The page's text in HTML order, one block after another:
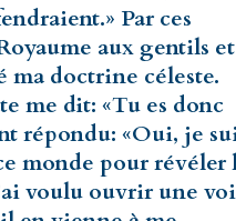
Par ces
aux gentils et
ma doctrine céleste.
me dit: «Tu es donc
répondu: «Oui, je
monde pour révéler
voulu ouvrir une